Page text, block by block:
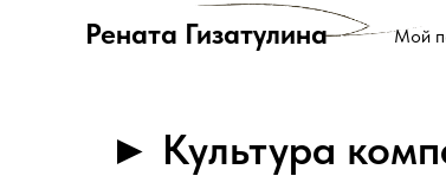
Рената Гизатулина Мой
► Культура